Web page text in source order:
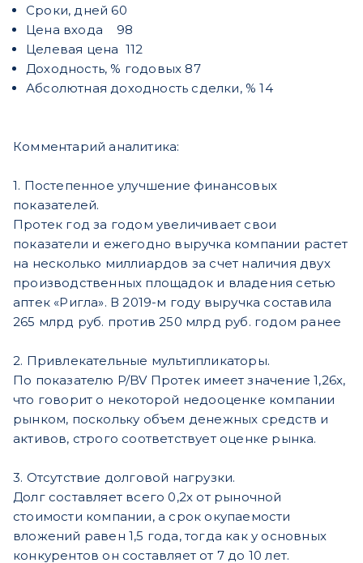
Сроки, дней 60
Цена входа 98
Целевая цена 112
Доходность, % годовых 87
Абсолютная доходность сделки, % 14
Комментарий аналитика:
1. Постепенное улучшение финансовых
показателей.
Протек год за годом увеличивает свои
показатели и ежегодно выручка компании растет
на несколько миллиардов за счет наличия двух
производственных площадок и владения сетью
аптек «Ригла». В 2019-м году выручка составила
265 млрд руб. против 250 млрд руб. годом ранее
2. Привлекательные мультипликаторы.
По показателю P/BV Протек имеет значение 1,26х,
что говорит о некоторой недооценке компании
рынком, поскольку объем денежных средств и
активов, строго соответствует оценке рынка.
3. Отсутствие долговой нагрузки.
Долг составляет всего 0,2х от рыночной
стоимости компании, а срок окупаемости
вложений равен 1,5 года, тогда как у основных
конкурентов он составляет от 7 до 10 лет.